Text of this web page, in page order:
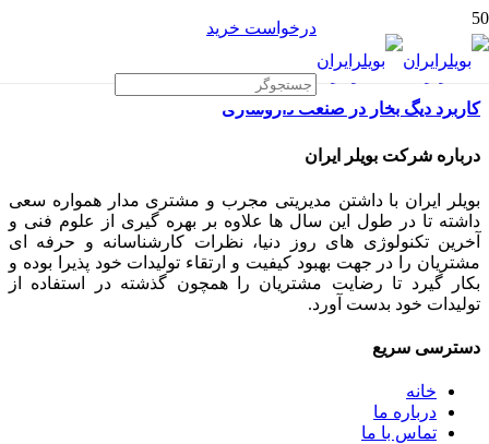
درخواست خرید
کاربرد دیگ بخار در صنعت داروسازی
درباره شرکت بویلر ایران
بویلر ایران با داشتن مدیریتی مجرب و مشتری مدار همواره سعی
داشته تا در طول این سال ها علاوه بر بهره گیری از علوم فنی و
آخرین تکنولوژی های روز دنیا، نظرات کارشناسانه و حرفه ای
مشتریان را در جهت بهبود کیفیت و ارتقاء تولیدات خود پذیرا بوده و
بکار گیرد تا رضایت مشتریان را همچون گذشته در استفاده از
تولیدات خود بدست آورد.
دسترسی سریع
خانه
درباره ما
تماس با ما